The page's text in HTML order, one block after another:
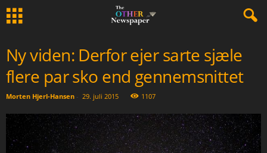
Ny viden: Derfor ejer sarte sjæle
flere par sko end gennemsnittet
Morten Hjerl-Hansen - 29. juli 2015 1107